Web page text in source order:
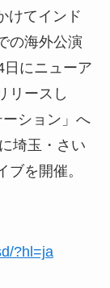
けてインド
の海外公演
日にニューア
リースし
ション」へ
埼玉・さい
を開催。
?hl=ja